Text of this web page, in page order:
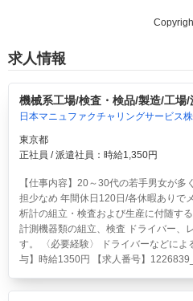
求人情報
機械系工場/検査・検品/製造/工場
日本マニュファクチャリングサービス
東京都
正社員 / 派遣社員：時給1,350円
【仕事内容】20～30代の若手男女が
担少なめ 年間休日120日/各休暇ありで
析計の組立・検査および生産に付随す
計測機器類の組立、検査 ドライバー、
す。 〈必要経験〉 ドライバーなどによ
与】時給1350円 【求人番号】